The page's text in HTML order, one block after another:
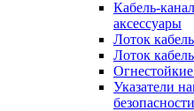
Кабель-
аксессуары
Лоток
Лоток
Указатели
безопасности